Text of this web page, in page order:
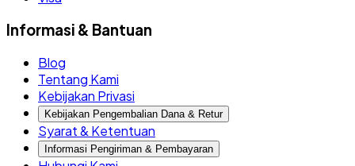
Informasi & Bantuan
Blog
Tentang Kami
Kebijakan Privasi
Kebijakan Pengembalian Dana & Retur
Syarat & Ketentuan
Informasi Pengiriman & Pembayaran